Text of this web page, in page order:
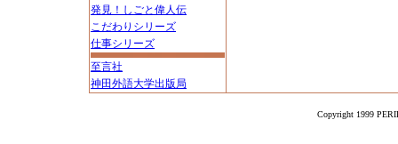
発見！しごと偉人伝
こだわりシリーズ
仕事シリーズ
至言社
神田外語大学出版局
Copyright 1999